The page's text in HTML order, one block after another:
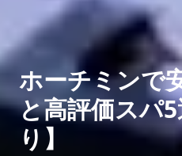
ホーチミンで
と高評価スパ
り】